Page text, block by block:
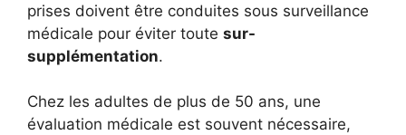
prises doivent être conduites sous surveillance
médicale pour éviter toute sur-
supplémentation.
Chez les adultes de plus de 50 ans, une
évaluation médicale est souvent nécessaire,